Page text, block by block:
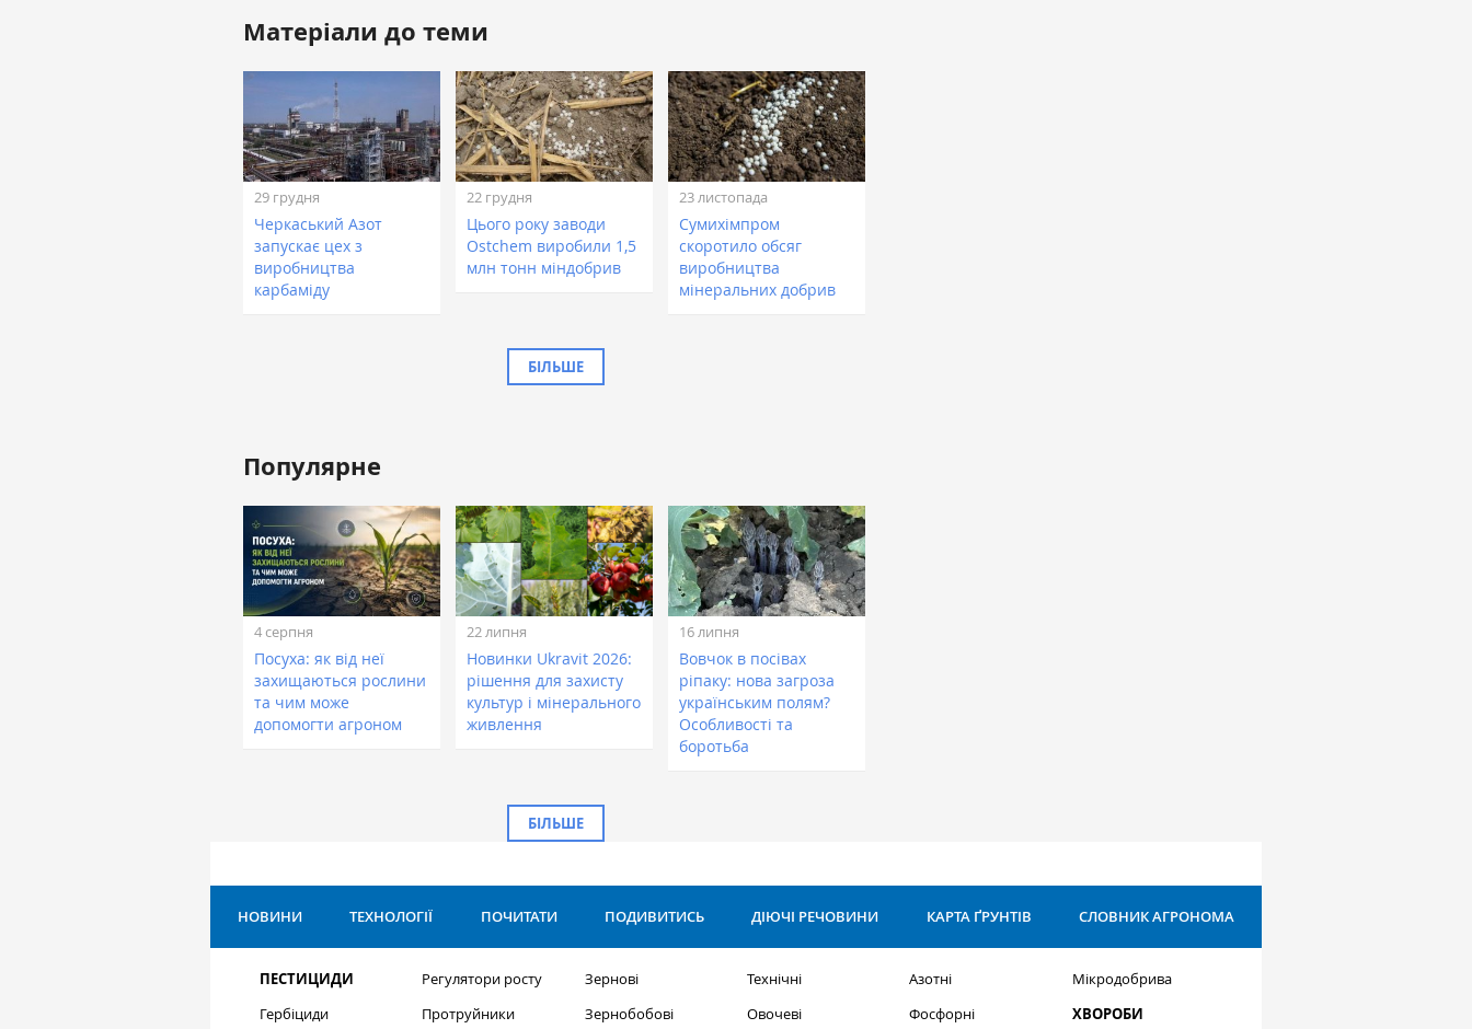
Матеріали до теми
29 грудня
Черкаський Азот
запускає цех з
виробництва
карбаміду
22 грудня
Цього року заводи
Ostchem виробили 1,5
млн тонн міндобрив
23 листопада
Сумихімпром
скоротило обсяг
виробництва
мінеральних добрив
БІЛЬШЕ
Популярне
4 серпня
Посуха: як від неї
захищаються рослини
та чим може
допомогти агроном
22 липня
Новинки Ukravit 2026:
рішення для захисту
культур і мінерального
живлення
16 липня
Вовчок в посівах
ріпаку: нова загроза
українським полям?
Особливості та
боротьба
БІЛЬШЕ
НОВИНИ ТЕХНОЛОГІЇ ПОЧИТАТИ ПОДИВИТИСЬ ДІЮЧІ РЕЧОВИНИ КАРТА ҐРУНТІВ СЛОВНИК АГРОНОМА
ПЕСТИЦИДИ
Гербіциди
Регулятори росту
Протруйники
Зернові
Зернобобові
Технічні
Овочеві
Азотні
Фосфорні
Мікродобрива
ХВОРОБИ